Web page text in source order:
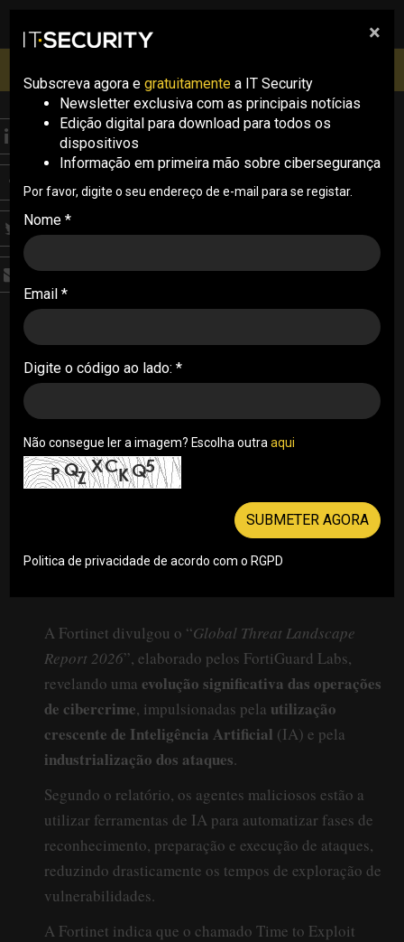
pesquisa
Inscrições abertas
ANALYSIS
Fortinet alerta para
crescimento do
cibercrime com IA
O número de vítimas de ransomware aumentou
389% em 2025, enquanto os cibercriminosos
03/06/2026
A Fortinet divulgou o “Global Threat Landscape
Report 2026”, elaborado pelos FortiGuard Labs,
revelando uma evolução significativa das operações
de cibercrime, impulsionadas pela utilização
crescente de Inteligência Artificial (IA) e pela
industrialização dos ataques.
Segundo o relatório, os agentes maliciosos estão a
utilizar ferramentas de IA para automatizar fases de
reconhecimento, preparação e execução de ataques,
reduzindo drasticamente os tempos de exploração de
vulnerabilidades.
A Fortinet indica que o chamado Time to Exploit
×
Subscreva agora e gratuitamente a IT Security
Newsletter exclusiva com as principais notícias
Edição digital para download para todos os
dispositivos
Informação em primeira mão sobre cibersegurança
Por favor, digite o seu endereço de e-mail para se registar.
Nome *
Email *
Digite o código ao lado: *
Não consegue ler a imagem? Escolha outra aqui
SUBMETER AGORA
Politica de privacidade de acordo com o RGPD